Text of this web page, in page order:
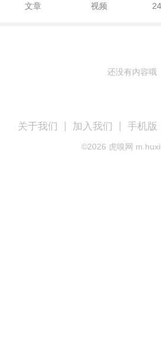
文章 视频
还没有内容哦
关于我们 加入我们 手机版
©2026 虎嗅网